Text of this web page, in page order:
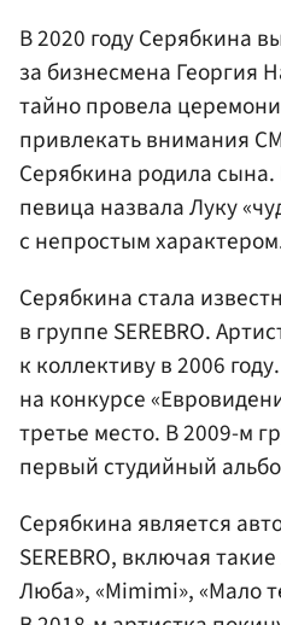
В 2020 году Серябкина
за бизнесмена Георгия
тайно провела
привлекать внимания
Серябкина родила сына.
певица назвала Луку
с непростым
Серябкина стала
в группе SEREBRO.
к коллективу в 2006
на конкурсе
третье место. В 2009-м
первый студийный
Серябкина является
SEREBRO, включая
Люба», «Mimimi», «Мало